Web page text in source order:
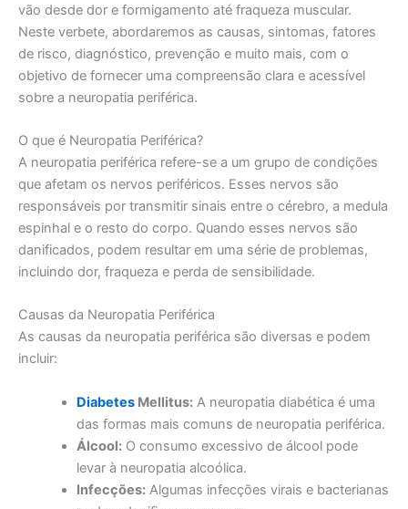
vão desde dor e formigamento até fraqueza muscular.
Neste verbete, abordaremos as causas, sintomas, fatores
de risco, diagnóstico, prevenção e muito mais, com o
objetivo de fornecer uma compreensão clara e acessível
sobre a neuropatia periférica.
O que é Neuropatia Periférica?
A neuropatia periférica refere-se a um grupo de condições
que afetam os nervos periféricos. Esses nervos são
responsáveis por transmitir sinais entre o cérebro, a medula
espinhal e o resto do corpo. Quando esses nervos são
danificados, podem resultar em uma série de problemas,
incluindo dor, fraqueza e perda de sensibilidade.
Causas da Neuropatia Periférica
As causas da neuropatia periférica são diversas e podem
incluir:
DiabetesMellitus:A neuropatia diabética é uma
das formas mais comuns de neuropatia periférica.
Álcool:O consumo excessivo de álcool pode
levar à neuropatia alcoólica.
Infecções:Algumas infecções virais e bacterianas